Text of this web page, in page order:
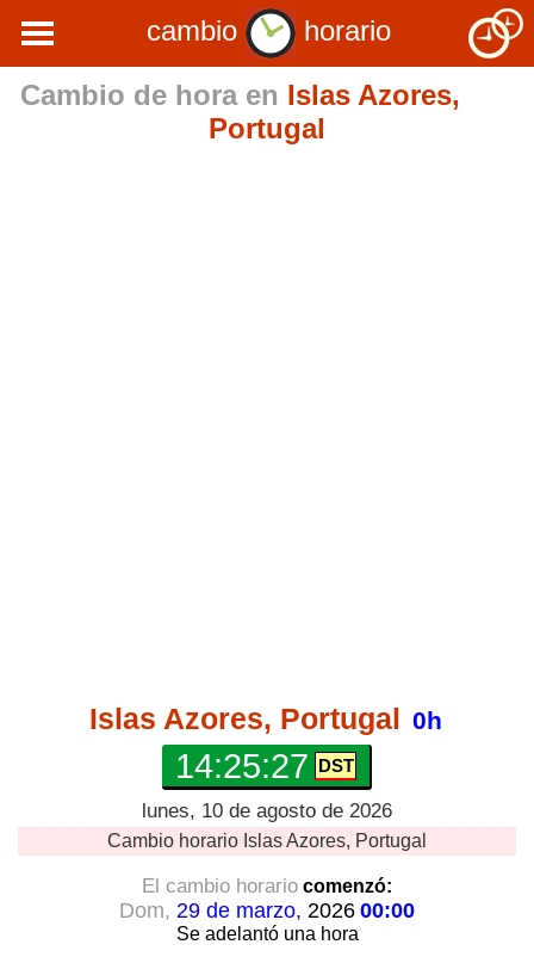
cambio
horario
Cambio de hora en Islas Azores,
Portugal
Islas Azores, Portugal 0h
14:25:27
lunes, 10 de agosto de 2026
Cambio horario Islas Azores, Portugal
El cambio horario comenzó:
Dom, 29 de marzo, 2026 00:00
Se adelantó una hora